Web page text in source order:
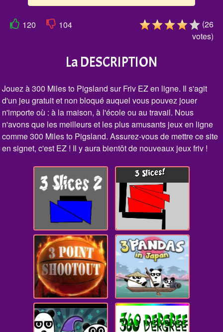
120 104 (26
votes)
La DESCRIPTION
Jouez à 300 Miles to Pigsland sur Friv EZ en ligne. Il s'agit
d'un jeu gratuit et non bloqué auquel vous pouvez jouer
n'importe où : à la maison, à l'école ou au travail. Nous
n'avons que les meilleurs et les plus amusants jeux en ligne
comme 300 Miles to Pigsland. Assurez-vous de mettre ce site
en signet, c'est EZ ! Il y aura bientôt de nouveaux jeux friv !